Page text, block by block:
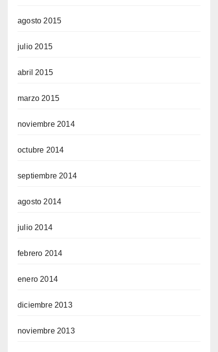
agosto 2015
julio 2015
abril 2015
marzo 2015
noviembre 2014
octubre 2014
septiembre 2014
agosto 2014
julio 2014
febrero 2014
enero 2014
diciembre 2013
noviembre 2013